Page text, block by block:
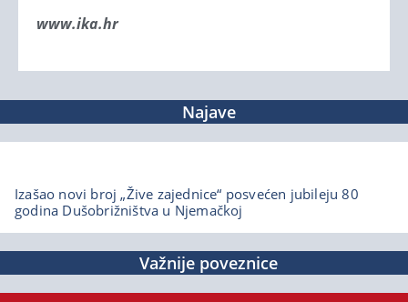
www.ika.hr
Najave
Izašao novi broj „Žive zajednice“ posvećen jubileju 80
godina Dušobrižništva u Njemačkoj
Važnije poveznice